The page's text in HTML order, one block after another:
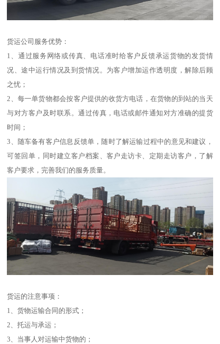
货运公司服务优势：
1、通过服务网络或传真、电话准时给客户反馈承运货物的发货情
况、途中运行情况及到货情况。为客户增加运作透明度，解除后顾
之忧；
2、每一单货物都会按客户提供的收货方电话，在货物的到站的当天
与对方客户及时联系。通过传真，电话或邮件通知对方准确的提货
时间；
3、随车备有客户信息反馈单，随时了解运输过程中的意见和建议，
可签回单，同时建立客户档案、客户走访卡、定期走访客户，了解
客户要求，完善我们的服务质量。
货运的注意事项：
1、货物运输合同的形式；
2、托运与承运；
3、当事人对运输中货物的；